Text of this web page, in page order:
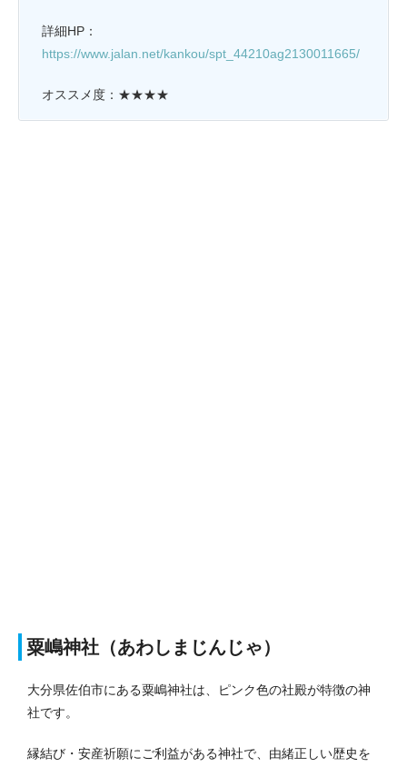
詳細HP：
https://www.jalan.net/kankou/spt_44210ag2130011665/
オススメ度：★★★★
粟嶋神社（あわしまじんじゃ）
大分県佐伯市にある粟嶋神社は、ピンク色の社殿が特徴の神
社です。
縁結び・安産祈願にご利益がある神社で、由緒正しい歴史を